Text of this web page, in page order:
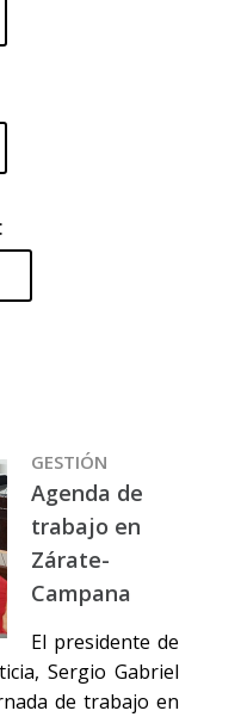
GESTIÓN
Agenda de
trabajo en
Zárate-
Campana
El presidente de
Sergio Gabriel
de trabajo en